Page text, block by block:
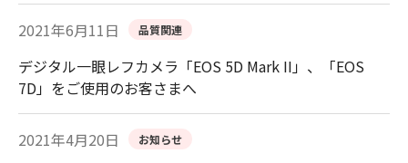
2021年6月11日 品質関連
デジタル一眼レフカメラ「EOS 5D Mark II」、「EOS
7D」をご使用のお客さまへ
2021年4月20日 お知らせ